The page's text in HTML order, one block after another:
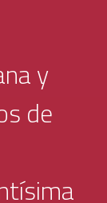
y
de